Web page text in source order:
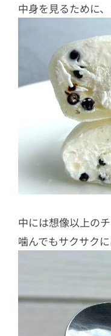
中身を見るために
中には想像以上の
噛んでもサクサク